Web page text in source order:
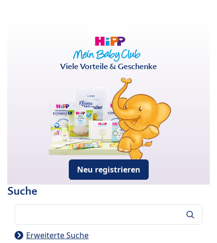
Viele Vorteile & Geschenke
Neu registrieren
Suche
Erweiterte Suche